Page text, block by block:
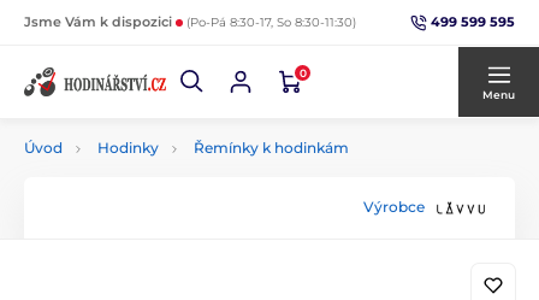
Jsme Vám k dispozici (Po-Pá 8:30-17, So 8:30-11:30) 499 599 595
0
Menu
Úvod Hodinky Řemínky k hodinkám
Výrobce